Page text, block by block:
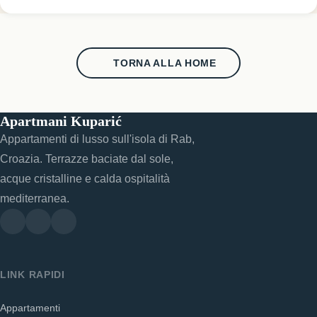
TORNA ALLA HOME
Apartmani Kuparić
Appartamenti di lusso sull'isola di Rab,
Croazia. Terrazze baciate dal sole,
acque cristalline e calda ospitalità
mediterranea.
LINK RAPIDI
Appartamenti